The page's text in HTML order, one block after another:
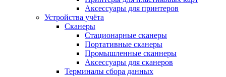
Аксессуары для принтеров
Устройства учёта
Сканеры
Стационарные сканеры
Портативные сканеры
Промышленные сканнеры
Аксессуары для сканеров
Терминалы сбора данных